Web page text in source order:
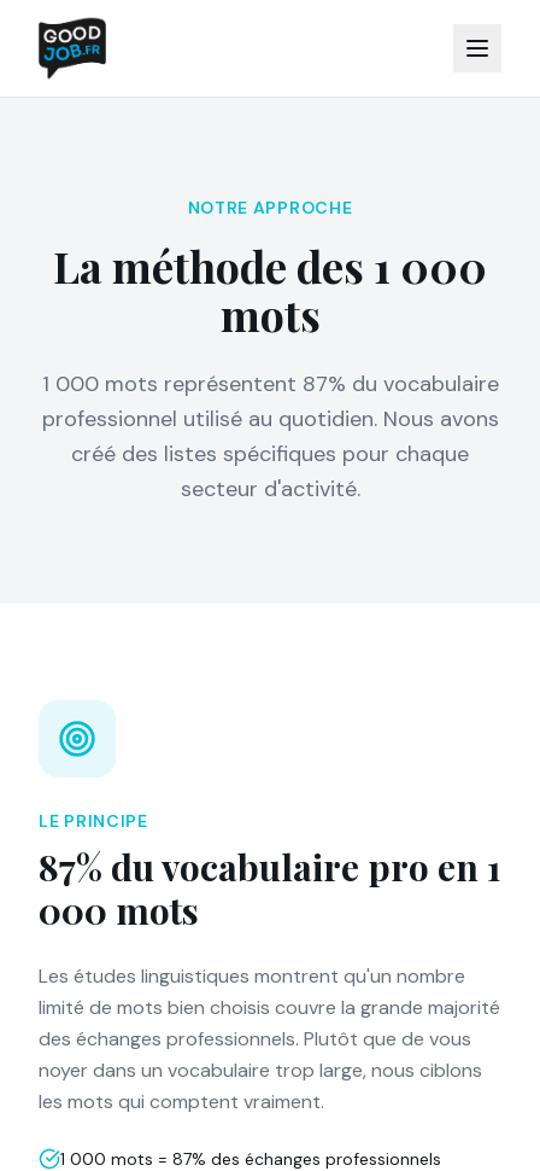
NOTRE APPROCHE
La méthode des 1 000
mots
1 000 mots représentent 87% du vocabulaire
professionnel utilisé au quotidien. Nous avons
créé des listes spécifiques pour chaque
secteur d'activité.
LE PRINCIPE
87% du vocabulaire pro en 1
000 mots
Les études linguistiques montrent qu'un nombre
limité de mots bien choisis couvre la grande majorité
des échanges professionnels. Plutôt que de vous
noyer dans un vocabulaire trop large, nous ciblons
les mots qui comptent vraiment.
1 000 mots = 87% des échanges professionnels